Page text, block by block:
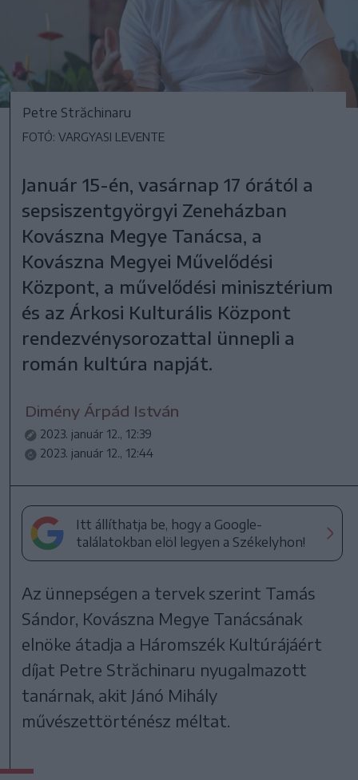
Petre Străchinaru
FOTÓ: VARGYASI LEVENTE
Január 15-én, vasárnap 17 órától a
sepsiszentgyörgyi Zeneházban
Kovászna Megye Tanácsa, a
Kovászna Megyei Művelődési
Központ, a művelődési minisztérium
és az Árkosi Kulturális Központ
rendezvénysorozattal ünnepli a
román kultúra napját.
Dimény Árpád István
2023. január 12., 12:39
2023. január 12., 12:44
Itt állíthatja be, hogy a Google-
találatokban elöl legyen a Székelyhon!
Az ünnepségen a tervek szerint Tamás
Sándor, Kovászna Megye Tanácsának
elnöke átadja a Háromszék Kultúrájáért
díjat Petre Străchinaru nyugalmazott
tanárnak, akit Jánó Mihály
művészettörténész méltat.